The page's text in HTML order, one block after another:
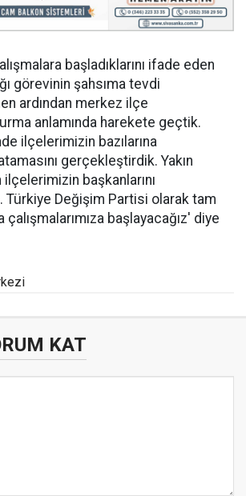
başladıklarını ifade eden
görevinin şahsıma tevdi
ardından merkez ilçe
anlamında harekete geçtik.
ilçelerimizin bazılarına
gerçekleştirdik. Yakın
başkanlarını
Türkiye Değişim Partisi olarak tam
başlayacağız' diye
KAT